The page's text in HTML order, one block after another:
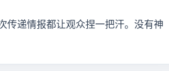
传递情报都让观众捏一把汗。没有神